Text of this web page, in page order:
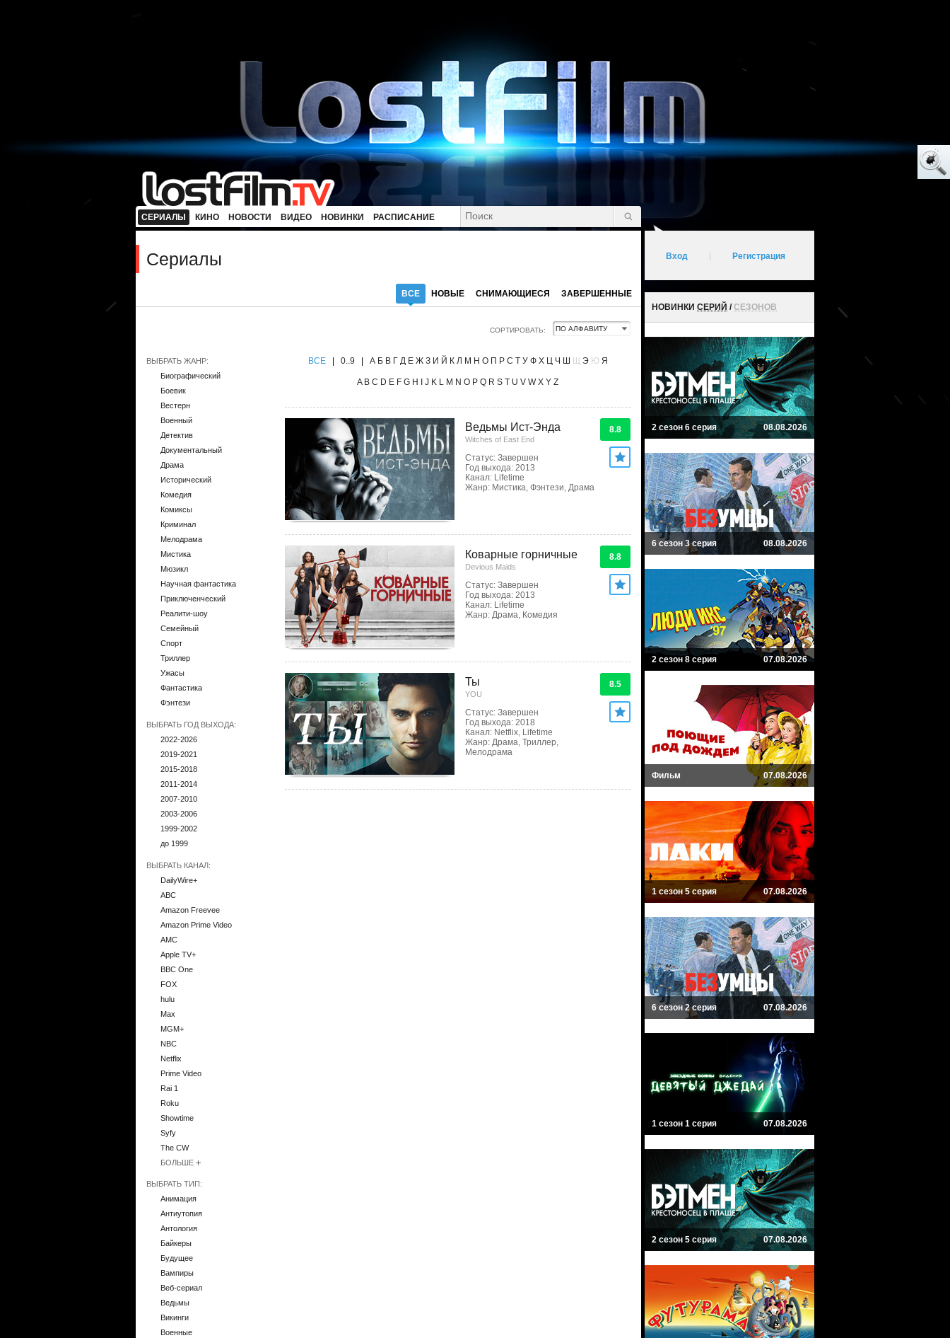
СЕРИАЛЫ КИНО НОВОСТИ ВИДЕО НОВИНКИ РАСПИСАНИЕ
Сериалы
ВСЕ НОВЫЕ СНИМАЮЩИЕСЯ ЗАВЕРШЕННЫЕ
СОРТИРОВАТЬ:
ВЫБРАТЬ ЖАНР:
Биографический
Боевик
Вестерн
Военный
Детектив
Документальный
Драма
Исторический
Комедия
Комиксы
Криминал
Мелодрама
Мистика
Мюзикл
Научная фантастика
Приключенческий
Реалити-шоу
Семейный
Спорт
Триллер
Ужасы
Фантастика
Фэнтези
ВЫБРАТЬ ГОД ВЫХОДА:
2022-2026
2019-2021
2015-2018
2011-2014
2007-2010
2003-2006
1999-2002
до 1999
ВЫБРАТЬ КАНАЛ:
DailyWire+
ABC
Amazon Freevee
Amazon Prime Video
AMC
Apple TV+
BBC One
FOX
hulu
Max
MGM+
NBC
Netflix
Prime Video
Rai 1
Roku
Showtime
Syfy
The CW
БОЛЬШЕ
ВЫБРАТЬ ТИП:
Анимация
Антиутопия
Антология
Байкеры
Будущее
Вампиры
Веб-сериал
Ведьмы
Викинги
Военные
ВCE 0..9 А Б В Г Д Е Ж З И Й К Л М Н О П Р С Т У Ф Х Ц Ч Ш Щ Э Ю Я
A B C D E F G H J K L M N O P Q R S T U V W X Y Z
Ведьмы Ист-Энда
Witches of East End
Статус: Завершен
Год выхода: 2013
Канал: Lifetime
Жанр: Мистика, Фэнтези, Драма
8.8
Коварные горничные
Devious Maids
Статус: Завершен
Год выхода: 2013
Канал: Lifetime
Жанр: Драма, Комедия
8.8
Ты
YOU
Статус: Завершен
Год выхода: 2018
Канал: Netflix, Lifetime
Жанр: Драма, Триллер,
Мелодрама
8.5
Вход Регистрация
НОВИНКИ СЕРИЙ /СЕЗОНОВ
2 сезон 6 серия 08.08.2026
6 сезон 3 серия 08.08.2026
2 сезон 8 серия 07.08.2026
Фильм 07.08.2026
1 сезон 5 серия 07.08.2026
6 сезон 2 серия 07.08.2026
1 сезон 1 серия 07.08.2026
2 сезон 5 серия 07.08.2026